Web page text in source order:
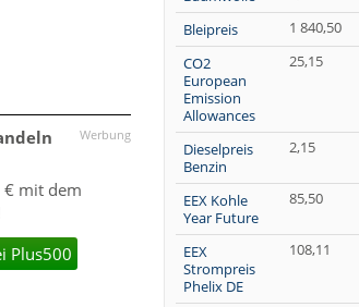
›
Bleipreis
1 840,50
CO2
European
Emission
Allowances
25,15
Dieselpreis
Benzin
2,15
EEX Kohle
Year Future
85,50
EEX
Strompreis
Phelix DE
108,11